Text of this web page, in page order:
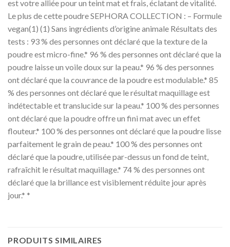
est votre alliée pour un teint mat et frais, éclatant de vitalité.
Le plus de cette poudre SEPHORA COLLECTION : – Formule
vegan(1) (1) Sans ingrédients d’origine animale Résultats des
tests : 93 % des personnes ont déclaré que la texture de la
poudre est micro-fine.* 96 % des personnes ont déclaré que la
poudre laisse un voile doux sur la peau.* 96 % des personnes
ont déclaré que la couvrance de la poudre est modulable.* 85
% des personnes ont déclaré que le résultat maquillage est
indétectable et translucide sur la peau.* 100 % des personnes
ont déclaré que la poudre offre un fini mat avec un effet
flouteur.* 100 % des personnes ont déclaré que la poudre lisse
parfaitement le grain de peau.* 100 % des personnes ont
déclaré que la poudre, utilisée par-dessus un fond de teint,
rafraîchit le résultat maquillage.* 74 % des personnes ont
déclaré que la brillance est visiblement réduite jour après
jour.* *
PRODUITS SIMILAIRES